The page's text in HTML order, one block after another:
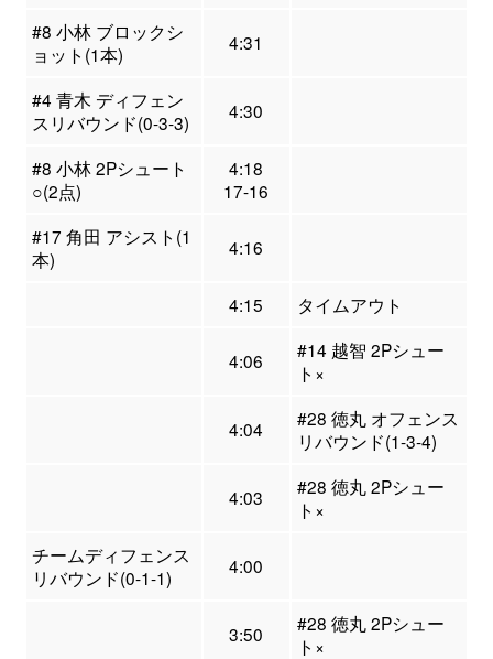
#8 小林 ブロックシ
ョット(1本)
4:31
#4 青木 ディフェン
スリバウンド(0-3-3)
4:30
#8 小林 2Pシュート
○(2点)
4:18
17-16
#17 角田 アシスト(1
本)
4:16
4:15 タイムアウト
4:06
#14 越智 2Pシュー
ト×
4:04
#28 徳丸 オフェンス
リバウンド(1-3-4)
4:03
#28 徳丸 2Pシュー
ト×
チームディフェンス
リバウンド(0-1-1)
4:00
3:50
#28 徳丸 2Pシュー
ト×